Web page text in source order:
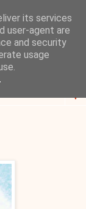
▼
its services
user-agent are
and security
usage